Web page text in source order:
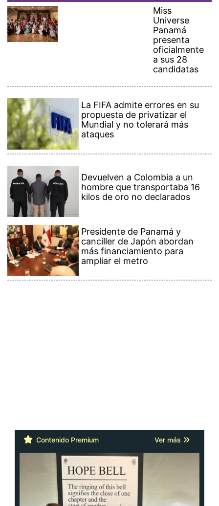
Miss
Universe
Panamá
presenta
oficialmente
a sus 28
candidatas
La FIFA admite errores en su
propuesta de privatizar el
Mundial y no tolerará más
ataques
Devuelven a Colombia a un
hombre que transportaba 16
kilos de oro no declarados
Presidente de Panamá y
canciller de Japón abordan
más financiamiento para
ampliar el metro
Contenido Premium Ver más